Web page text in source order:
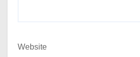
Website